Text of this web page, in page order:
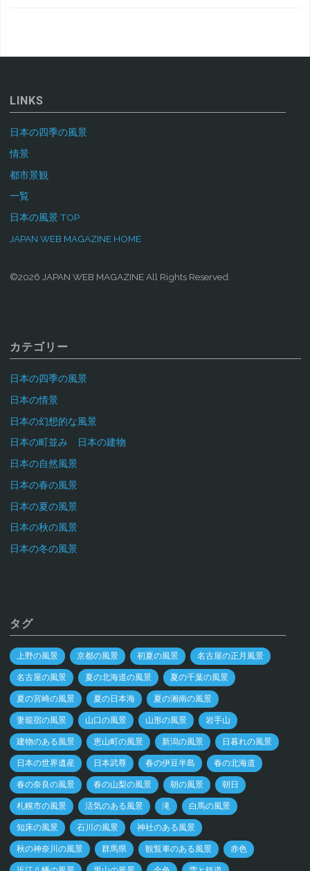
LINKS
日本の四季の風景
情景
都市景観
一覧
日本の風景 TOP
JAPAN WEB MAGAZINE HOME
©2026 JAPAN WEB MAGAZINE All Rights Reserved.
カテゴリー
日本の四季の風景
日本の情景
日本の幻想的な風景
日本の町並み 日本の建物
日本の自然風景
日本の春の風景
日本の夏の風景
日本の秋の風景
日本の冬の風景
タグ
上野の風景 京都の風景 初夏の風景 名古屋の正月風景
名古屋の風景 夏の北海道の風景 夏の千葉の風景
夏の宮崎の風景 夏の日本海 夏の湘南の風景
妻籠宿の風景 山口の風景 山形の風景 岩手山
建物のある風景 恵山町の風景 新潟の風景 日暮れの風景
日本の世界遺産 日本武尊 春の伊豆半島 春の北海道
春の奈良の風景 春の山梨の風景 朝の風景 朝日
札幌市の風景 活気のある風景 滝 白馬の風景
知床の風景 石川の風景 神社のある風景
秋の神奈川の風景 群馬県 観覧車のある風景 赤色